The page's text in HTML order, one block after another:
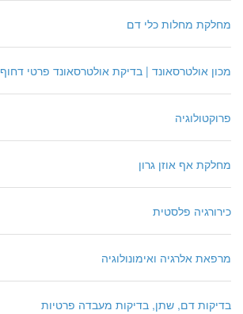
מחלקת מחלות כלי דם
מכון אולטרסאונד | בדיקת אולטרסאונד פרטי דחוף
פרוקטולוגיה
מחלקת אף אוזן גרון
כירורגיה פלסטית
מרפאת אלרגיה ואימונולוגיה
בדיקות דם, שתן, בדיקות מעבדה פרטיות